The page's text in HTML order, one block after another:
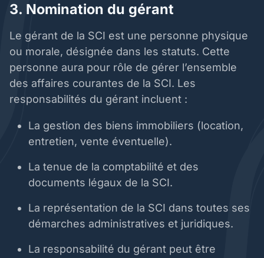
3. Nomination du gérant
Le gérant de la SCI est une personne physique
ou morale, désignée dans les statuts. Cette
personne aura pour rôle de gérer l’ensemble
des affaires courantes de la SCI. Les
responsabilités du gérant incluent :
La gestion des biens immobiliers (location,
entretien, vente éventuelle).
La tenue de la comptabilité et des
documents légaux de la SCI.
La représentation de la SCI dans toutes ses
démarches administratives et juridiques.
La responsabilité du gérant peut être